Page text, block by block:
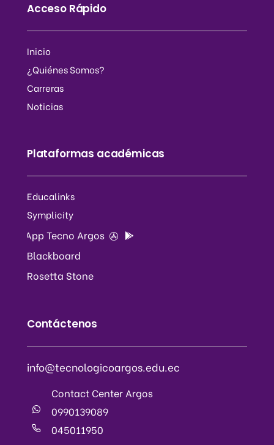
Acceso Rápido
Inicio
¿Quiénes Somos?
Carreras
Noticias
Plataformas académicas
Educalinks
Symplicity
App Tecno Argos
Blackboard
Rosetta Stone
Contáctenos
info@tecnologicoargos.edu.ec
Contact Center Argos
0990139089
045011950